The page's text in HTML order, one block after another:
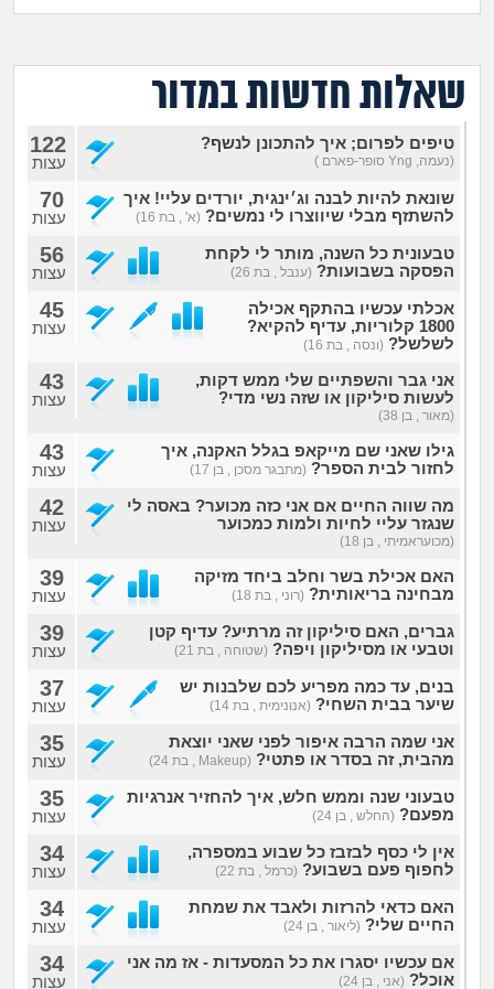
מה שעובר עליי
שומרים על הגוף
חיות מחמד
יוקר המחיה
שאלות חדשות במדור
טיפים לפרום; איך להתכונן לנשף?
(נעמה, Yng סופר-פארם )
122
עצות
שונאת להיות לבנה וג׳ינגית, יורדים עליי! איך
להשתזף מבלי שיווצרו לי נמשים? (א' , בת 16)
70
עצות
טבעונית כל השנה, מותר לי לקחת
הפסקה בשבועות? (ענבל , בת 26)
56
עצות
אכלתי עכשיו בהתקף אכילה
1800 קלוריות, עדיף להקיא?
לשלשל? (ונסה , בת 16)
45
עצות
אני גבר והשפתיים שלי ממש דקות,
לעשות סיליקון או שזה נשי מדי?
(מאור , בן 38)
43
עצות
גילו שאני שם מייקאפ בגלל האקנה, איך
לחזור לבית הספר? (מתבגר מסכן , בן 17)
43
עצות
מה שווה החיים אם אני כזה מכוער? באסה לי
שנגזר עליי לחיות ולמות כמכוער
(מכועראמיתי , בן 18)
42
עצות
האם אכילת בשר וחלב ביחד מזיקה
מבחינה בריאותית? (רוני , בת 18)
39
עצות
גברים, האם סיליקון זה מרתיע? עדיף קטן
וטבעי או מסיליקון ויפה? (שטוחה , בת 21)
39
עצות
בנים, עד כמה מפריע לכם שלבנות יש
שיער בבית השחי? (אנונימית , בת 14)
37
עצות
אני שמה הרבה איפור לפני שאני יוצאת
מהבית, זה בסדר או פתטי? (Makeup , בת 24)
35
עצות
טבעוני שנה וממש חלש, איך להחזיר אנרגיות
מפעם? (החלש , בן 24)
35
עצות
אין לי כסף לבזבז כל שבוע במספרה,
לחפוף פעם בשבוע? (כרמל , בת 22)
34
עצות
האם כדאי להרזות ולאבד את שמחת
החיים שלי? (ליאור , בן 24)
34
עצות
אם עכשיו יסגרו את כל המסעדות - אז מה אני
אוכל? (אני , בן 24)
34
עצות